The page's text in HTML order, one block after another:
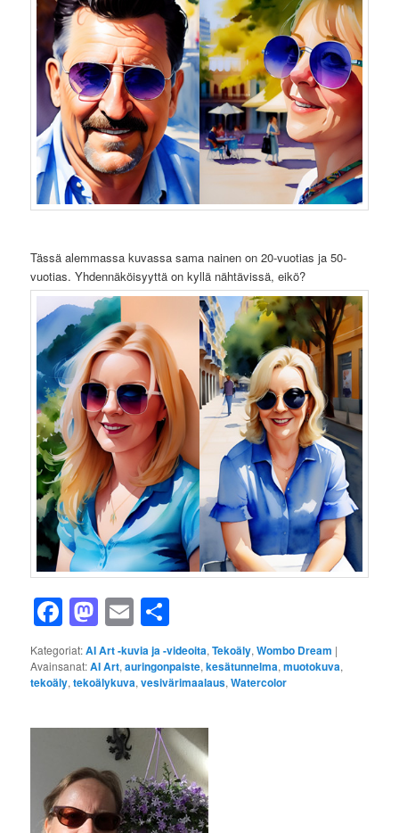
Tässä alemmassa kuvassa sama nainen on 20-vuotias ja 50-
vuotias. Yhdennäköisyyttä on kyllä nähtävissä, eikö?
Facebook
Mastodon
Email
Kategoriat:AI Art -kuvia ja -videoita,Tekoäly,Wombo Dream |
Avainsanat:AI Art,auringonpaiste,kesätunnelma,muotokuva,
tekoäly,tekoälykuva,vesivärimaalaus,Watercolor